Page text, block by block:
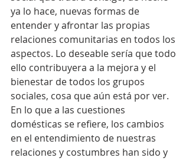
ya lo hace, nuevas formas de
entender y afrontar las propias
relaciones comunitarias en todos los
aspectos. Lo deseable sería que todo
ello contribuyera a la mejora y el
bienestar de todos los grupos
sociales, cosa que aún está por ver.
En lo que a las cuestiones
domésticas se refiere, los cambios
en el entendimiento de nuestras
relaciones y costumbres han sido y